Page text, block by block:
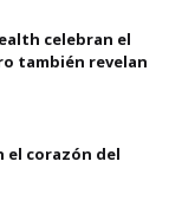
celebran el
también revelan
el corazón del